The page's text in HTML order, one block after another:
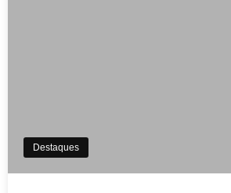
Destaques